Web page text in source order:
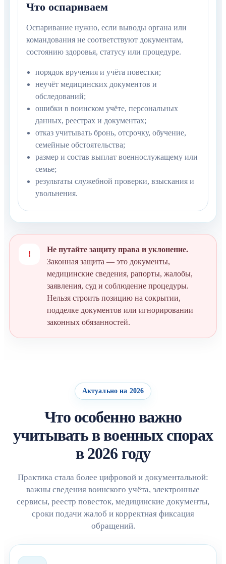
Что оспариваем
Оспаривание нужно, если выводы органа или
командования не соответствуют документам,
состоянию здоровья, статусу или процедуре.
порядок вручения и учёта повестки;
неучёт медицинских документов и
обследований;
ошибки в воинском учёте, персональных
данных, реестрах и документах;
отказ учитывать бронь, отсрочку, обучение,
семейные обстоятельства;
размер и состав выплат военнослужащему или
семье;
результаты служебной проверки, взыскания и
увольнения.
!
Не путайте защиту права и уклонение.
Законная защита — это документы,
медицинские сведения, рапорты, жалобы,
заявления, суд и соблюдение процедуры.
Нельзя строить позицию на сокрытии,
подделке документов или игнорировании
законных обязанностей.
Актуально на 2026
Что особенно важно
учитывать в военных спорах
в 2026 году
Практика стала более цифровой и документальной:
важны сведения воинского учёта, электронные
сервисы, реестр повесток, медицинские документы,
сроки подачи жалоб и корректная фиксация
обращений.